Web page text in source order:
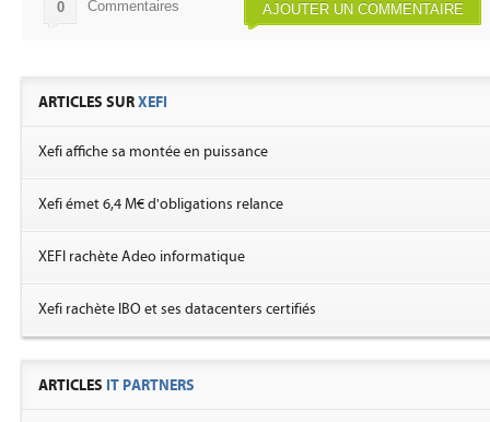
AJOUTER UN COMMENTAIRE
0 Commentaires
ARTICLES SURXEFI
Xefi affiche sa montée en puissance
Xefi émet 6,4 M€ d'obligations relance
XEFI rachète Adeo informatique
Xefi rachète IBO et ses datacenters certifiés
ARTICLES IT PARTNERS